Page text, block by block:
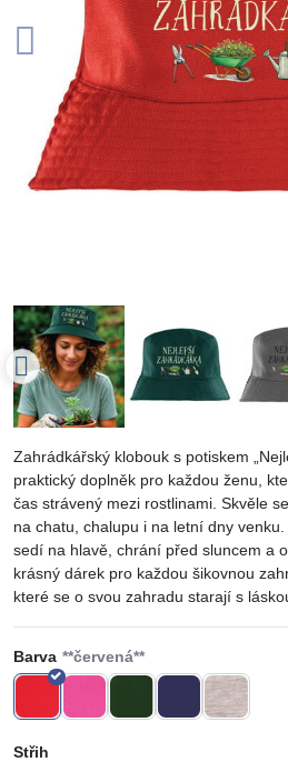
Zahrádkářský klobouk s potiskem
praktický doplněk pro každou ženu,
čas strávený mezi rostlinami. Skvěle
na chatu, chalupu i na letní dny
sedí na hlavě, chrání před sluncem a
krásný dárek pro každou šikovnou
které se o svou zahradu starají s
Barva
Střih